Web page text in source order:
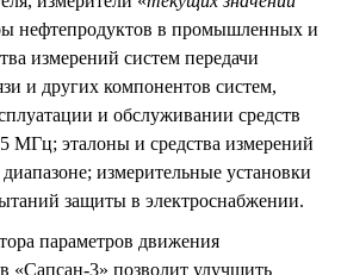
нефтепродуктов в промышленных и
измерений систем передачи
и других компонентов систем,
и обслуживании средств
МГц; эталоны и средства измерений
измерительные установки
защиты в электроснабжении.
параметров движения
«Сапсан-3» позволит улучшить